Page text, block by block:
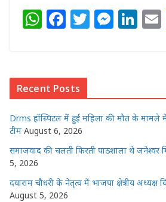
W
s
A
p
p
F
e
b
o
o
k
T
r
M
n
g
r
Li
dI
n
Recent Posts
Drms हॉस्पिटल में हुई महिला की मौत के
टीम August 6, 2026
समाजवाद की चलती फिरती पाठशाला थे जनेश्वर
5, 2026
दयाराम चौधरी के नेतृत्व में भाजपा क्षेत्रीय अध्यक्ष
August 5, 2026